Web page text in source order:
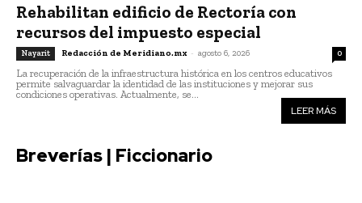
Rehabilitan edificio de Rectoría con
recursos del impuesto especial
Nayarit Redacción de Meridiano.mx - agosto 6, 2026 0
La recuperación de la infraestructura histórica en los centros educativos
permite salvaguardar la identidad de las instituciones y mejorar sus
condiciones operativas. Actualmente, se...
LEER MÁS
Breverías | Ficcionario